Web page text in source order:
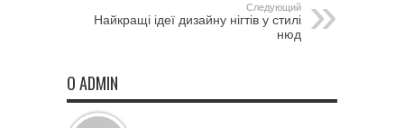
Следующий
Найкращі ідеї дизайну нігтів у стилі
нюд
О ADMIN